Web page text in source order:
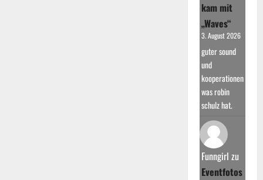
kam mit
„Waves“
3. August 2026
guter sound
und
kooperationen
was robin
schulz hat.
Funngirl zu
Eventfotos